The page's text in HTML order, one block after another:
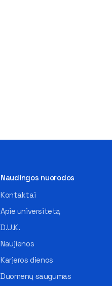
Naudingos nuorodos
Kontaktai
Apie universitetą
D.U.K.
Naujienos
Karjeros dienos
Duomenų saugumas